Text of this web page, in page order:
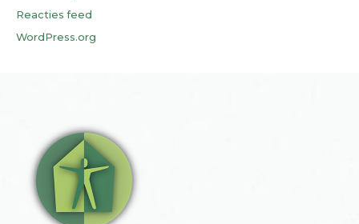
Reacties feed
WordPress.org